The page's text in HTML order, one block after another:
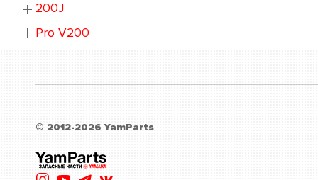
200J
Pro V200
© 2012-2026 YamParts